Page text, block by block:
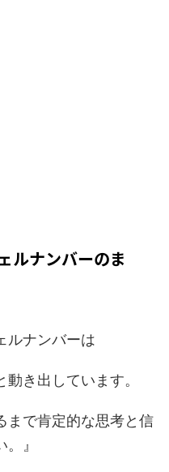
ルナンバーのま
ルナンバーは
動き出しています。
まで肯定的な思考と信
』